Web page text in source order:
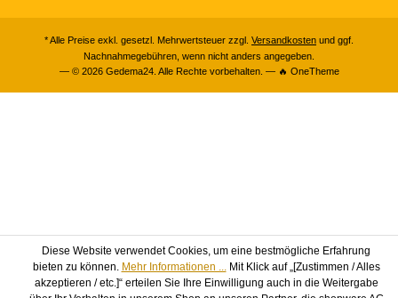
* Alle Preise exkl. gesetzl. Mehrwertsteuer zzgl. Versandkosten und ggf.
Nachnahmegebühren, wenn nicht anders angegeben.
— © 2026 Gedema24. Alle Rechte vorbehalten. — 🔥 OneTheme
Diese Website verwendet Cookies, um eine bestmögliche Erfahrung
bieten zu können. Mehr Informationen ...Mit Klick auf „[Zustimmen / Alles
akzeptieren / etc.]“ erteilen Sie Ihre Einwilligung auch in die Weitergabe